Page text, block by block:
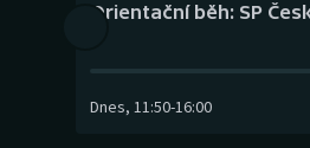
Orientační běh: SP
Dnes, 11:50-16:00